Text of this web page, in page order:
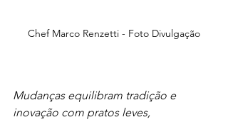
Chef Marco Renzetti - Foto Divulgação
Mudanças equilibram tradição e
inovação com pratos leves,